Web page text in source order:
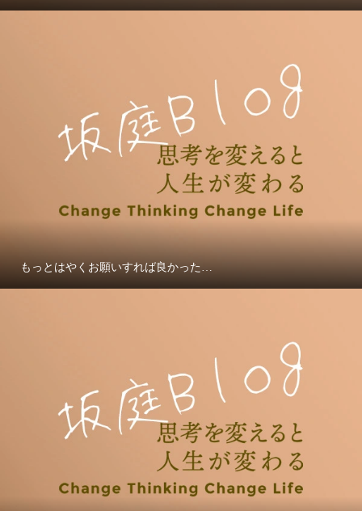
もっとはやくお願いすれば良かった…